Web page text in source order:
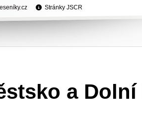
Stránky JSCR
a Dolní